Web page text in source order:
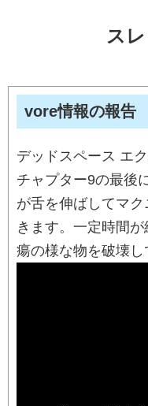
ス
vore情報の報告
デッドスペース エ
チャプター9の最後
が舌を伸ばしてマ
きます。一定時間
瘍の様な物を破壊し